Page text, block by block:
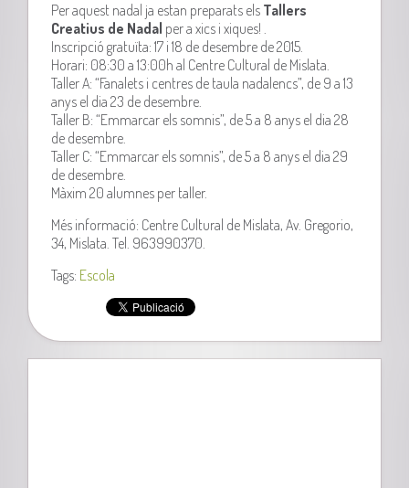
Per aquest nadal ja estan preparats els Tallers
Creatius de Nadal per a xics i xiques! .
Inscripció gratuïta: 17 i 18 de desembre de 2015.
Horari: 08:30 a 13:00h al Centre Cultural de Mislata.
Taller A: “Fanalets i centres de taula nadalencs”, de 9 a 13
anys el dia 23 de desembre.
Taller B: “Emmarcar els somnis”, de 5 a 8 anys el dia 28
de desembre.
Taller C: “Emmarcar els somnis”, de 5 a 8 anys el dia 29
de desembre.
Màxim 20 alumnes per taller.
Més informació: Centre Cultural de Mislata, Av. Gregorio,
34, Mislata. Tel. 963990370.
Tags: Escola